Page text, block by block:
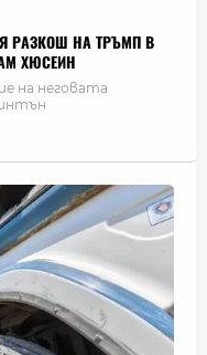
РАЗКОШ НА ТРЪМП В
ХЮСЕИН
на неговата